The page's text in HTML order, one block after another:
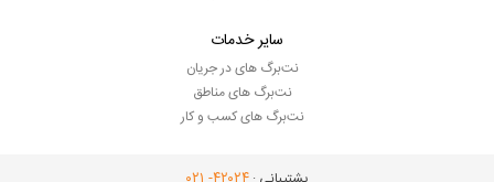
سایر خدمات
نت‌برگ های در جریان
نت‌برگ های مناطق
نت‌برگ های کسب و کار